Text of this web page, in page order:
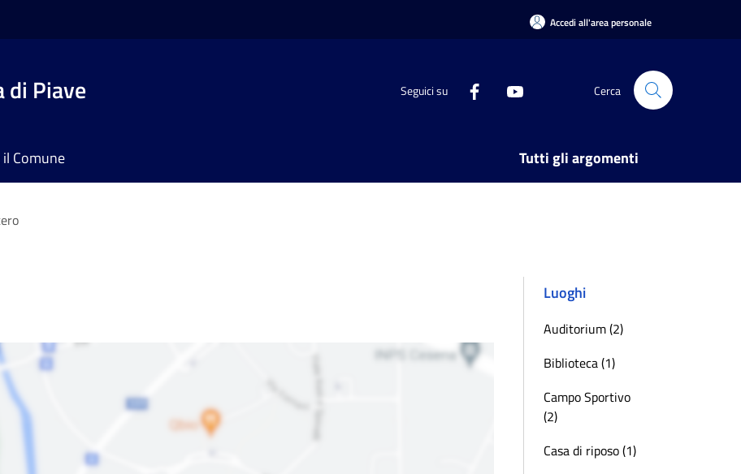
Accedi all'area personale
di Piave Seguici su Cerca
Comune Tutti gli argomenti
Luoghi
Auditorium (2)
Biblioteca (1)
Campo Sportivo
(2)
Casa di riposo (1)